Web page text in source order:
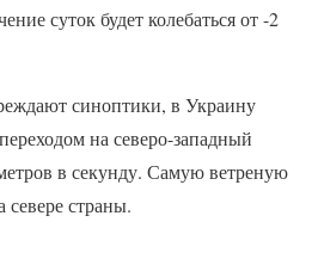
суток будет колебаться от -2
синоптики, в Украину
на северо-западный
в секунду. Самую ветреную
страны.